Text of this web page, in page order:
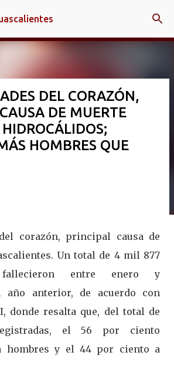
al contenido principal
DEL CORAZÓN,
DE MUERTE
HOMBRES QUE
corazón, principal causa de
Un total de 4 mil 877
fallecieron entre enero y
año anterior, de acuerdo con
donde resalta que, del total de
el 56 por ciento
hombres y el 44 por ciento a